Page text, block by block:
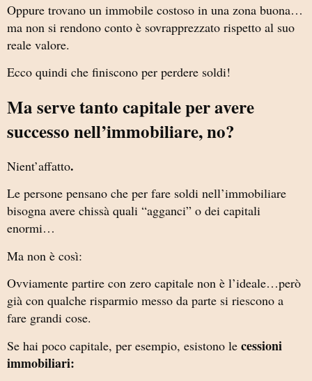
Oppure trovano un immobile costoso in una zona buona…
ma non si rendono conto è sovrapprezzato rispetto al suo
reale valore.
Ecco quindi che finiscono per perdere soldi!
Ma serve tanto capitale per avere
successo nell’immobiliare, no?
Nient’affatto.
Le persone pensano che per fare soldi nell’immobiliare
bisogna avere chissà quali “agganci” o dei capitali
enormi…
Ma non è così:
Ovviamente partire con zero capitale non è l’ideale…però
già con qualche risparmio messo da parte si riescono a
fare grandi cose.
Se hai poco capitale, per esempio, esistono le cessioni
immobiliari: